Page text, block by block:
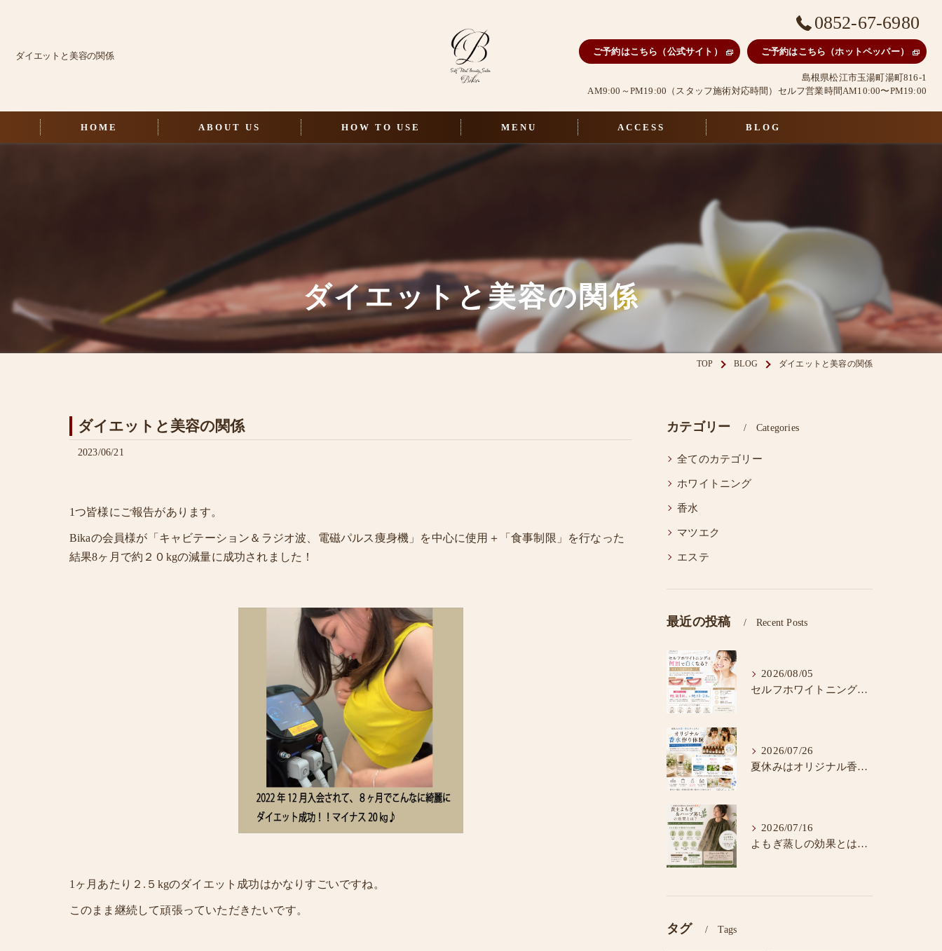
ダイエットと美容の関係
0852-67-6980
ご予約はこちら（公式サイト） ご予約はこちら（ホットペッパー）
島根県松江市玉湯町湯町816-1
AM9:00～PM19:00（スタッフ施術対応時間）セルフ営業時間AM10:00〜PM19:00
HOME ABOUT US HOW TO USE MENU
選べるマシン一覧
セルフホワイトニング
パリジェンヌフレグランス
黄土よもぎ＆ハーブ蒸し
まつ毛エクステ&まつ毛パーマ&眉毛スタイリング
ACCESS BLOG
ダイエットと美容の関係
TOP BLOG ダイエットと美容の関係
ダイエットと美容の関係
2023/06/21
1つ皆様にご報告があります。
Bikaの会員様が「キャビテーション＆ラジオ波、電磁パルス痩身機」を中心に使用＋「食事制限」を行なった
結果8ヶ月で約２０kgの減量に成功されました！
1ヶ月あたり２.５kgのダイエット成功はかなりすごいですね。
このまま継続して頑張っていただきたいです。
カテゴリー Categories
全てのカテゴリー
ホワイトニング
香水
マツエク
エステ
最近の投稿 Recent Posts
2026/08/05
セルフホワイトニングの効果を実感する通い方
2026/07/26
夏休みはオリジナル香水作りで思い出を残そう♪
2026/07/16
よもぎ蒸しの効果とは？温活で健康と美容をサポート
タグ Tags